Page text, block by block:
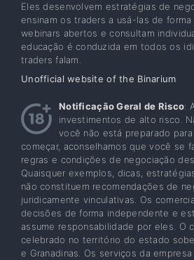
Eles desenvolvem estratégias de
ensinam os traders a usá-las de
webinars abertos e consultam
educação é conduzida em todos os
traders falam.
Unofficial website of the Binarium
Notificação Geral de Risco:
investimentos de alto risco.
você não está preparado
começar, aconselhamos que você se
regras e condições de negociação
Quaisquer exemplos, dicas,
não constituem recomendações de
juridicamente vinculativas. Os
decisões de forma independente e
assume responsabilidade por eles. O
celebrado no território do estado
e Granadinas. Os serviços da